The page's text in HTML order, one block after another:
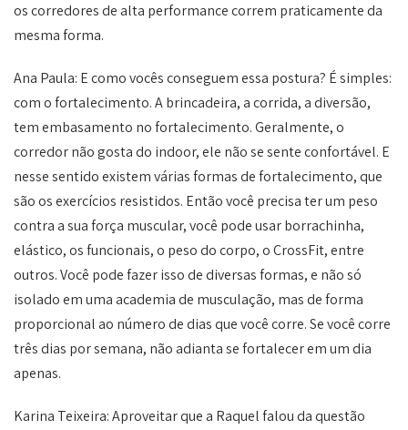
os corredores de alta performance correm praticamente da
mesma forma.
Ana Paula: E como vocês conseguem essa postura? É simples:
com o fortalecimento. A brincadeira, a corrida, a diversão,
tem embasamento no fortalecimento. Geralmente, o
corredor não gosta do indoor, ele não se sente confortável. E
nesse sentido existem várias formas de fortalecimento, que
são os exercícios resistidos. Então você precisa ter um peso
contra a sua força muscular, você pode usar borrachinha,
elástico, os funcionais, o peso do corpo, o CrossFit, entre
outros. Você pode fazer isso de diversas formas, e não só
isolado em uma academia de musculação, mas de forma
proporcional ao número de dias que você corre. Se você corre
três dias por semana, não adianta se fortalecer em um dia
apenas.
Karina Teixeira: Aproveitar que a Raquel falou da questão